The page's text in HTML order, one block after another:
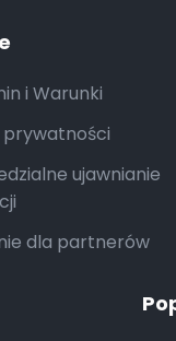
i Warunki
prywatności
ujawnianie
dla partnerów